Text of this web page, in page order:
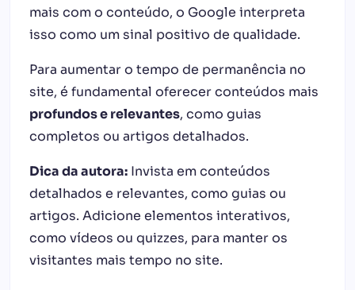
mais com o conteúdo, o Google interpreta
isso como um sinal positivo de qualidade.
Para aumentar o tempo de permanência no
site, é fundamental oferecer conteúdos mais
profundos e relevantes, como guias
completos ou artigos detalhados.
Dica da autora: Invista em conteúdos
detalhados e relevantes, como guias ou
artigos. Adicione elementos interativos,
como vídeos ou quizzes, para manter os
visitantes mais tempo no site.